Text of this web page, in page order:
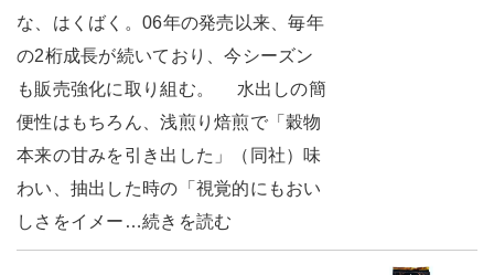
な、はくばく。06年の発売以来、毎年
の2桁成長が続いており、今シーズン
も販売強化に取り組む。 水出しの簡
便性はもちろん、浅煎り焙煎で「穀物
本来の甘みを引き出した」（同社）味
わい、抽出した時の「視覚的にもおい
しさをイメー…続きを読む